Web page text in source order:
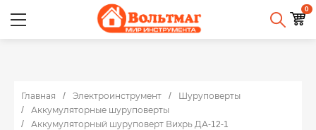
0
Главная Электроинструмент
Шуруповерты
Аккумуляторные шуруповерты
Аккумуляторный шуруповерт Вихрь ДА-12-1